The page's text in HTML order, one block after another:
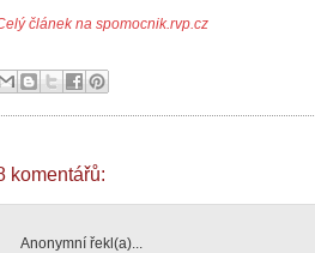
článek na spomocnik.rvp.cz
komentářů:
Anonymní řekl(a)...